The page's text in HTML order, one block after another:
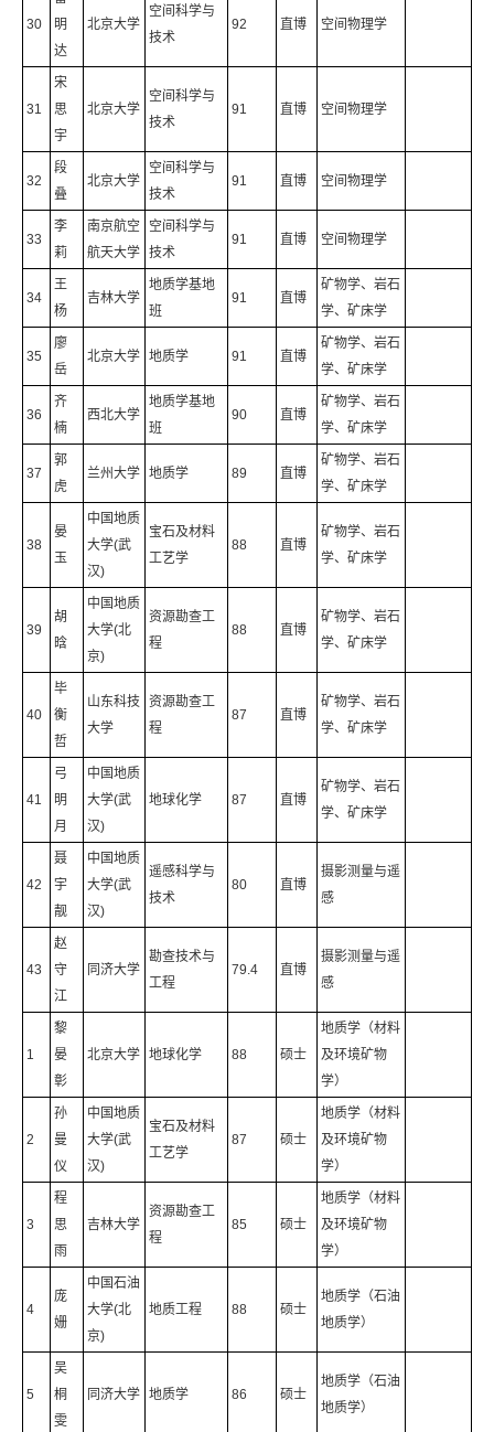
30
明
达
北京大学
空间科学与
技术
92 直博 空间物理学
31
宋
思
宇
北京大学
空间科学与
技术
91 直博 空间物理学
32
段
叠
北京大学
空间科学与
技术
91 直博 空间物理学
33
李
莉
南京航空
航天大学
空间科学与
技术
91 直博 空间物理学
34
王
杨
吉林大学
地质学基地
班
91 直博
矿物学、岩石
学、矿床学
35
廖
岳
北京大学 地质学 91 直博
矿物学、岩石
学、矿床学
36
齐
楠
西北大学
地质学基地
班
90 直博
矿物学、岩石
学、矿床学
37
郭
虎
兰州大学 地质学 89 直博
矿物学、岩石
学、矿床学
38
晏
玉
中国地质
大学(武
汉)
宝石及材料
工艺学
88 直博
矿物学、岩石
学、矿床学
39
胡
晗
中国地质
大学(北
京)
资源勘查工
程
88 直博
矿物学、岩石
学、矿床学
40
毕
衡
哲
山东科技
大学
资源勘查工
程
87 直博
矿物学、岩石
学、矿床学
41
弓
明
月
中国地质
大学(武
汉)
地球化学 87 直博
矿物学、岩石
学、矿床学
42
聂
宇
靓
中国地质
大学(武
汉)
遥感科学与
技术
80 直博
摄影测量与遥
感
43
赵
守
江
同济大学
勘查技术与
工程
79.4 直博
摄影测量与遥
感
1
黎
晏
彰
北京大学 地球化学 88 硕士
地质学（材料
及环境矿物
学）
2
孙
曼
仪
中国地质
大学(武
汉)
宝石及材料
工艺学
87 硕士
地质学（材料
及环境矿物
学）
3
程
思
雨
吉林大学
资源勘查工
程
85 硕士
地质学（材料
及环境矿物
学）
4
庞
姗
中国石油
大学(北
京)
地质工程 88 硕士
地质学（石油
地质学）
5
吴
桐
雯
同济大学 地质学 86 硕士
地质学（石油
地质学）